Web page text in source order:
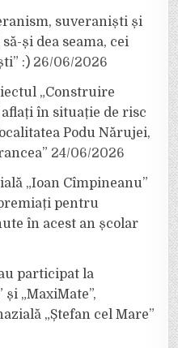
suveraniști și
și dea seama, cei
:) 26/06/2026
„Construire
în situație de risc
Podu Nărujei,
24/06/2026
„Ioan Cîmpineanu”
pentru
în acest an școlar
participat la
„MaxiMate”,
„Ștefan cel Mare”